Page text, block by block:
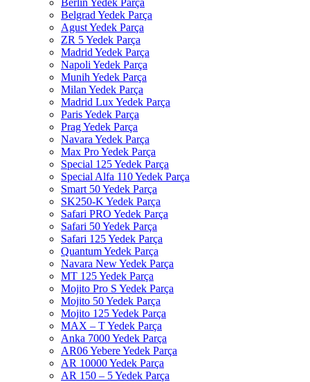
Belgrad Yedek Parça
Agust Yedek Parça
ZR 5 Yedek Parça
Madrid Yedek Parça
Napoli Yedek Parça
Munih Yedek Parça
Milan Yedek Parça
Madrid Lux Yedek Parça
Paris Yedek Parça
Prag Yedek Parça
Navara Yedek Parça
Max Pro Yedek Parça
Special 125 Yedek Parça
Special Alfa 110 Yedek Parça
Smart 50 Yedek Parça
SK250-K Yedek Parça
Safari PRO Yedek Parça
Safari 50 Yedek Parça
Safari 125 Yedek Parça
Quantum Yedek Parça
Navara New Yedek Parça
MT 125 Yedek Parça
Mojito Pro S Yedek Parça
Mojito 50 Yedek Parça
Mojito 125 Yedek Parça
MAX – T Yedek Parça
Anka 7000 Yedek Parça
AR06 Yebere Yedek Parça
AR 10000 Yedek Parça
AR 150 – 5 Yedek Parça